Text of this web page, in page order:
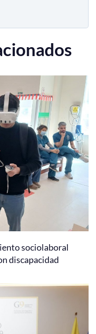
sociolaboral
discapacidad